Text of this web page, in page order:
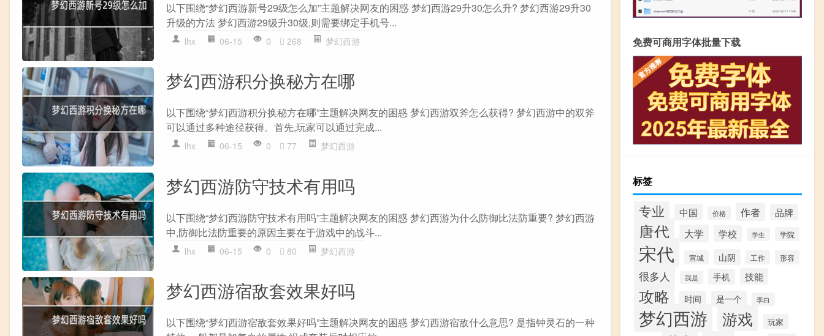
以下围绕“梦幻西游新号29级怎么加”主题解决网友的困惑 梦幻西游29升30怎么升? 梦幻西游29升30
升级的方法 梦幻西游29级升30级,则需要绑定手机号...
lhx 06-15 0 268 梦幻西游
梦幻西游积分换秘方在哪
以下围绕“梦幻西游积分换秘方在哪”主题解决网友的困惑 梦幻西游双斧怎么获得? 梦幻西游中的双斧
可以通过多种途径获得。首先,玩家可以通过完成...
lhx 06-15 0 77 梦幻西游
梦幻西游防守技术有用吗
以下围绕“梦幻西游防守技术有用吗”主题解决网友的困惑 梦幻西游为什么防御比法防重要? 梦幻西游
中,防御比法防重要的原因主要在于游戏中的战斗...
lhx 06-15 0 80 梦幻西游
梦幻西游宿敌套效果好吗
以下围绕“梦幻西游宿敌套效果好吗”主题解决网友的困惑 梦幻西游宿敌什么意思? 是指钟灵石的一种
免费可商用字体批量下载
标签
专业 中国 价格 作者 品牌
唐代 大学 学校 学生 学院
宋代 宣城 山阴 工作 形容
很多人 我是 手机 技能
攻略 时间 是一个 李白
梦幻西游 游戏 玩家